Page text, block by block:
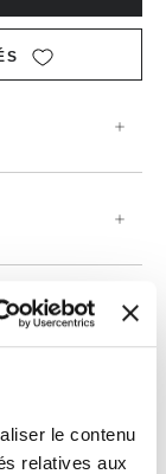
le contenu
relatives aux